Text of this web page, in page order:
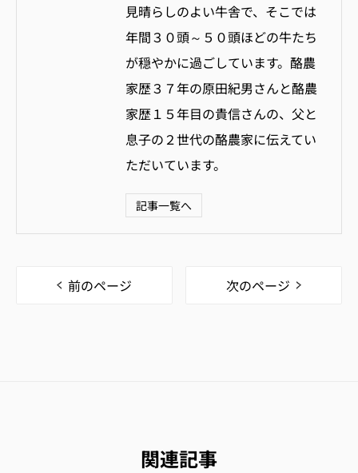
見晴らしのよい牛舎で、そこでは
年間３０頭～５０頭ほどの牛たち
が穏やかに過ごしています。酪農
家歴３７年の原田紀男さんと酪農
家歴１５年目の貴信さんの、父と
息子の２世代の酪農家に伝えてい
ただいています。
記事一覧へ
前のページ 次のページ
関連記事